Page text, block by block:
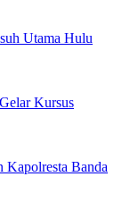
Utama Hulu
Kursus
Kapolresta Banda